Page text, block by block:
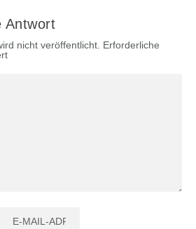
Antwort
nicht veröffentlicht. Erforderliche